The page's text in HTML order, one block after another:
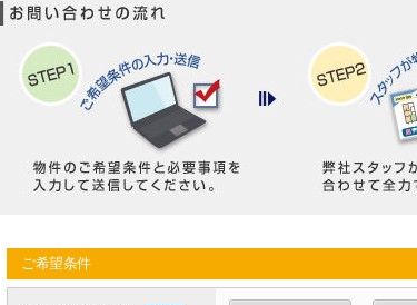
ご希望条件